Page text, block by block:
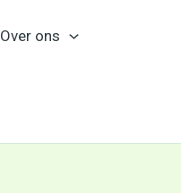
Over ons